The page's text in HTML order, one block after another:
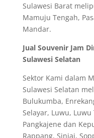
Sulawesi Barat
Mamuju Tengah,
Mandar.
Jual Souvenir Jam
Sulawesi Selatan
Sektor Kami dalam
Sulawesi Selatan
Bulukumba,
Selayar, Luwu,
Pangkajene dan
Rappang, Sinjai,